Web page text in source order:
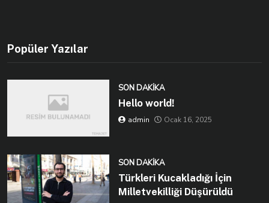
Popüler Yazılar
SON DAKIKA
Hello world!
admin Ocak 16, 2025
SON DAKIKA
Türkleri Kucakladığı İçin
Milletvekilliği Düşürüldü